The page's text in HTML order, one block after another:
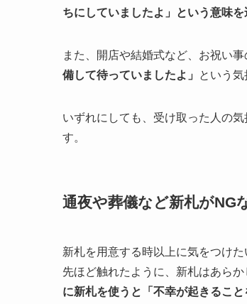
ちにしていましたよ」という意味を
また、開店や結婚式など、お祝い
備して待っていましたよ」
という気
いずれにしても、受け取った人の
す。
通夜や葬儀など新札がNG
新札を用意する時以上に気をつけた
先ほど触れたように、新札はあら
に新札を使うと「不幸が起きるこ